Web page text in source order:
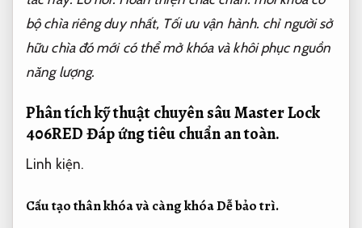
bộ chìa riêng duy nhất, Tối ưu vận hành. chỉ người sở
hữu chìa đó mới có thể mở khóa và khôi phục nguồn
năng lượng.
Phân tích kỹ thuật chuyên sâu Master Lock
406REDĐáp ứng tiêu chuẩn an toàn.
Linh kiện.
Cấu tạo thân khóa và càng khóaDễ bảo trì.